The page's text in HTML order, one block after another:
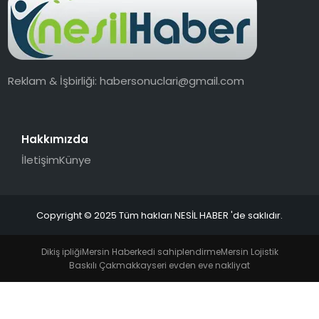
EKONOMI
MAGAZIN
Reklam & İşbirliği:habersonuclari@gmail.com
Hakkımızda
İletişimKünye
Copyright © 2025 Tüm hakları NESİL HABER 'de saklıdır.
Dikiş ipliğiMersin Haberkedi sahiplendirmeMersin Lojistik
Baskılı Çakmakkayseri evden eve nakliyat